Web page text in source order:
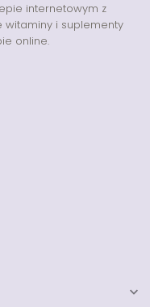
internetowym z
witaminy i suplementy
online.